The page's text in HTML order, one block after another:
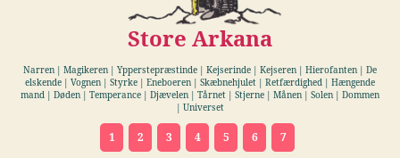
Store Arkana
Narren | Magikeren | Ypperstepræstinde | Kejserinde | Kejseren | Hierofanten | De
elskende | Vognen | Styrke | Eneboeren | Skæbnehjulet | Retfærdighed | Hængende
mand | Døden | Temperance | Djævelen | Tårnet | Stjerne | Månen | Solen | Dommen
| Universet
1 2 3 4 5 6 7